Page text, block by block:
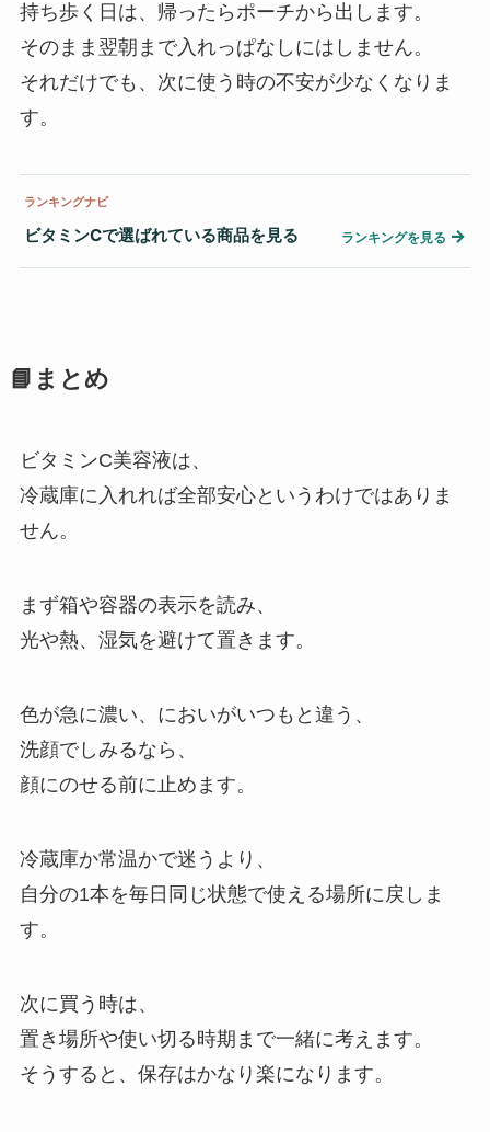
持ち歩く日は、帰ったらポーチから出します。
そのまま翌朝まで入れっぱなしにはしません。
それだけでも、次に使う時の不安が少なくなりま
す。
ランキングナビ
ビタミンCで選ばれている商品を見る ランキングを見る →
📘まとめ
ビタミンC美容液は、
冷蔵庫に入れれば全部安心というわけではありま
せん。
まず箱や容器の表示を読み、
光や熱、湿気を避けて置きます。
色が急に濃い、においがいつもと違う、
洗顔でしみるなら、
顔にのせる前に止めます。
冷蔵庫か常温かで迷うより、
自分の1本を毎日同じ状態で使える場所に戻しま
す。
次に買う時は、
置き場所や使い切る時期まで一緒に考えます。
そうすると、保存はかなり楽になります。